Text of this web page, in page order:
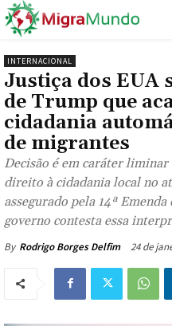
INTERNACIONAL
Justiça dos EUA
de Trump que
cidadania
de migrantes
Decisão é em caráter liminar
direito à cidadania local no
assegurado pela 14ª
governo contesta essa
By Rodrigo Borges Delfim 24 de